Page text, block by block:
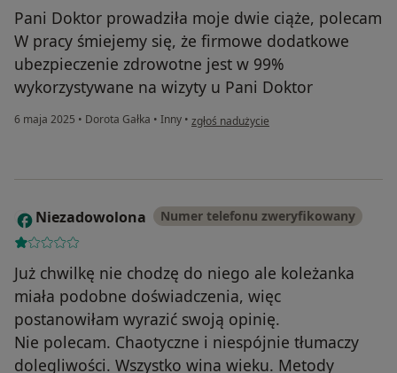
Pani Doktor prowadziła moje dwie ciąże, polecam
W pracy śmiejemy się, że firmowe dodatkowe
ubezpieczenie zdrowotne jest w 99%
wykorzystywane na wizyty u Pani Doktor
6 maja 2025 • Dorota Gałka • Inny • w opinii użytkownika Maria
zgłoś nadużycie
N Niezadowolona Numer telefonu zweryfikowany
Już chwilkę nie chodzę do niego ale koleżanka
miała podobne doświadczenia, więc
postanowiłam wyrazić swoją opinię.
Nie polecam. Chaotyczne i niespójnie tłumaczy
dolegliwości. Wszystko wina wieku. Metody